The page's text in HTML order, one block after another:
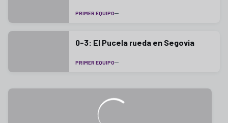
PRIMER EQUIPO
0-3: El Pucela rueda en Segovia
PRIMER EQUIPO